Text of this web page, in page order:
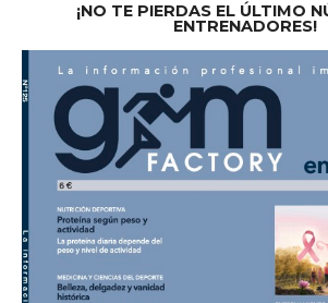
¡NO TE PIERDAS EL ÚLTIMO
ENTRENADORES!